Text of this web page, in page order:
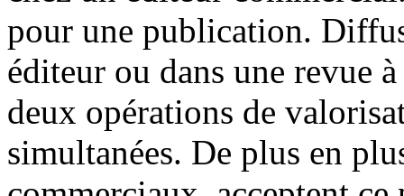
pour une publication.
éditeur ou dans une revue
deux opérations de
simultanées. De plus en